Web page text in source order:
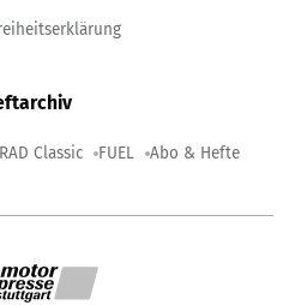
Classic FUEL Abo & Hefte